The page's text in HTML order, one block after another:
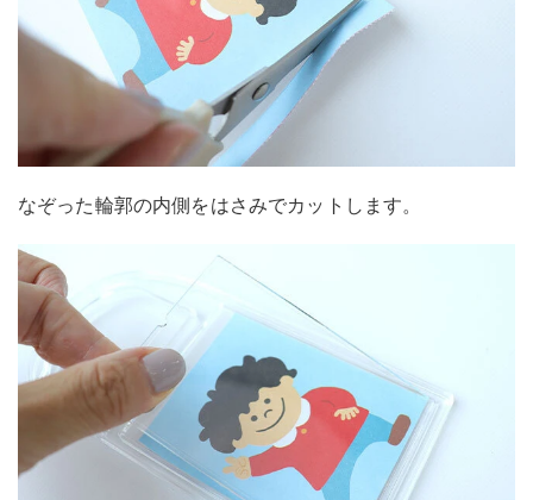
なぞった輪郭の内側をはさみでカットします。